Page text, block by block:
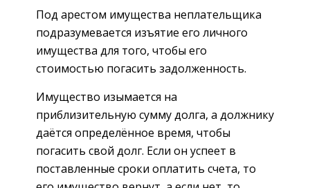
Под арестом имущества неплательщика
подразумевается изъятие его личного
имущества для того, чтобы его
стоимостью погасить задолженность.
Имущество изымается на
приблизительную сумму долга, а должнику
даётся определённое время, чтобы
погасить свой долг. Если он успеет в
поставленные сроки оплатить счета, то